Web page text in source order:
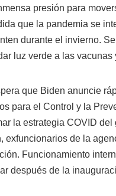
presión para
que la pandemia se
durante el invierno.
luz verde a las
que Biden anuncie
para el Control y la
la estrategia COVID
exfuncionarios de la
Funcionamiento
después de la